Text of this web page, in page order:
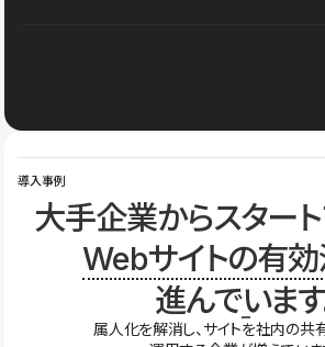
導入事例
大手企業からスター
Webサイトの有
進んでいます
属人化を解消し、サイトを社内の共